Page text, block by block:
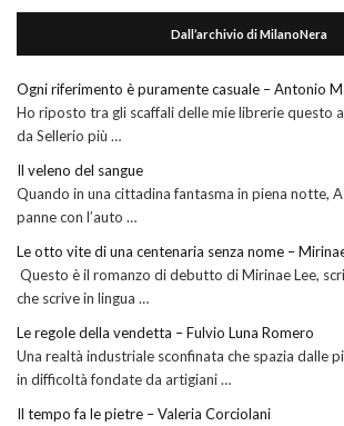
Dall’archivio di MilanoNera
Ogni riferimento è puramente casuale – Antonio
Ho riposto tra gli scaffali delle mie librerie questo
da Sellerio più …
Il veleno del sangue
Quando in una cittadina fantasma in piena notte,
panne con l’auto …
Le otto vite di una centenaria senza nome –
Questo è il romanzo di debutto di Mirinae Lee,
che scrive in lingua …
Le regole della vendetta – Fulvio Luna Romero
Una realtà industriale sconfinata che spazia dalle
in difficoltà fondate da artigiani …
Il tempo fa le pietre – Valeria Corciolani